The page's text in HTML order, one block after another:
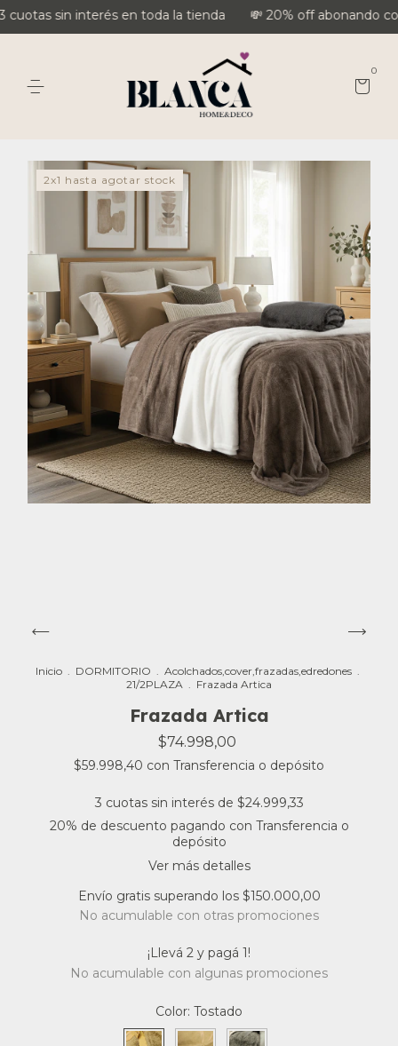
sin interés en toda la tienda 💸 20% off abonando con
0
2x1 hasta agotar stock
Inicio DORMITORIO Acolchados,cover,frazadas,edredones
21/2PLAZA
Frazada Artica
Frazada Artica
$74.998,00
$59.998,40 con Transferencia o depósito
3 cuotas sin interés de $24.999,33
20% de descuento pagando con Transferencia o
depósito
Ver más detalles
Envío gratis superando los $150.000,00
No acumulable con otras promociones
¡Llevá 2 y pagá 1!
No acumulable con algunas promociones
Color: Tostado